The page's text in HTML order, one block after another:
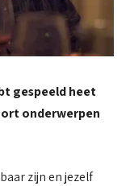
gespeeld heet
onderwerpen
zijn en jezelf